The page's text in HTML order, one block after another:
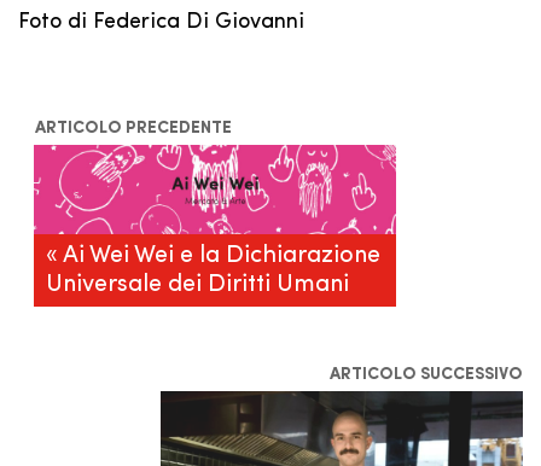
Foto di Federica Di Giovanni
ARTICOLO PRECEDENTE
« Ai Wei Wei e la Dichiarazione
Universale dei Diritti Umani
ARTICOLO SUCCESSIVO